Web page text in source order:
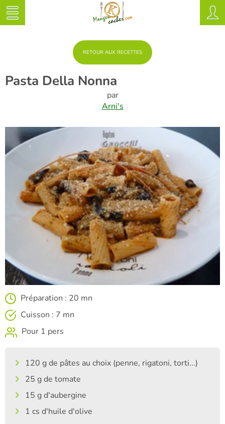
RETOUR AUX RECETTES
Pasta Della Nonna
par
Arni's
Préparation : 20 mn
Cuisson : 7 mn
Pour 1 pers
120 g de pâtes au choix (penne, rigatoni, torti...)
25 g de tomate
15 g d'aubergine
1 cs d'huile d'olive